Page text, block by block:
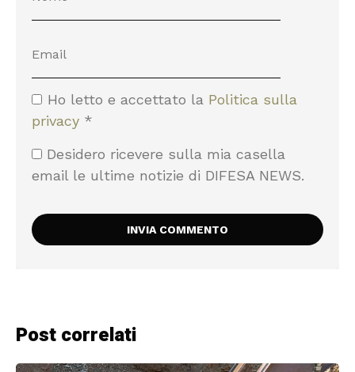
Ho letto e accettato la Politica sulla
privacy *
Desidero ricevere sulla mia casella
email le ultime notizie di DIFESA NEWS.
Post correlati